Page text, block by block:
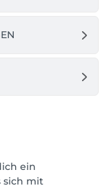
ein
sich mit